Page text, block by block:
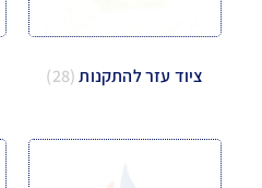
ציוד עזר להתקנות(28)